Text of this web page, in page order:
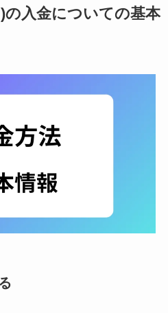
入金についての基本